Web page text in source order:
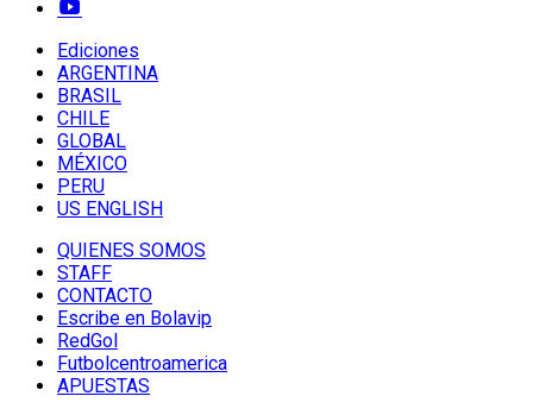
Ediciones
ARGENTINA
BRASIL
CHILE
GLOBAL
MÉXICO
PERU
US ENGLISH
QUIENES SOMOS
STAFF
CONTACTO
Escribe en Bolavip
RedGol
Futbolcentroamerica
APUESTAS